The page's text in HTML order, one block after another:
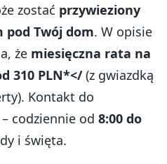
zostać przywieziony
Twój dom. W opisie
że miesięczna rata na
310 PLN*</(z gwiazdką
Kontakt do
– codziennie od 8:00 do
i święta.